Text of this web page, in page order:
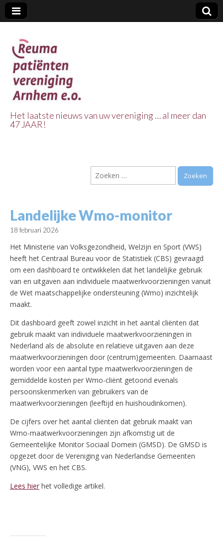
Vereniging
Arnhem e.o.
Het laatste nieuws van uw vereniging … al meer dan
47 JAAR!
Zoeken
naar:
Landelijke Wmo-monitor
18 februari 2026
Het Ministerie van Volksgezondheid, Welzijn en Sport (VWS)
heeft het Centraal Bureau voor de Statistiek (CBS) gevraagd
om een dashboard te ontwikkelen dat het landelijke gebruik
van en uitgaven aan individuele maatwerkvoorzieningen vanuit
de Wet maatschappelijke ondersteuning (Wmo) inzichtelijk
maakt.
Dit dashboard geeft zowel inzicht in het aantal cliënten dat
gebruik maakt van individuele maatwerkvoorzieningen in
Nederland als de absolute en relatieve uitgaven aan deze
maatwerkvoorzieningen door (centrum)gemeenten. Daarnaast
worden voor een aantal type maatwerkvoorzieningen de
gemiddelde kosten per Wmo-cliënt getoond evenals
persoonskenmerken van gebruikers van de
maatwerkvoorzieningen (leeftijd en huishoudinkomen).
De cijfers over het aantal cliënten dat gebruik maakt van
Wmo-maatwerkvoorzieningen zijn afkomstig uit de
Gemeentelijke Monitor Sociaal Domein (GMSD). De GMSD is
opgezet door de Vereniging van Nederlandse Gemeenten
(VNG), VWS en het CBS.
Lees hier het volledige artikel.